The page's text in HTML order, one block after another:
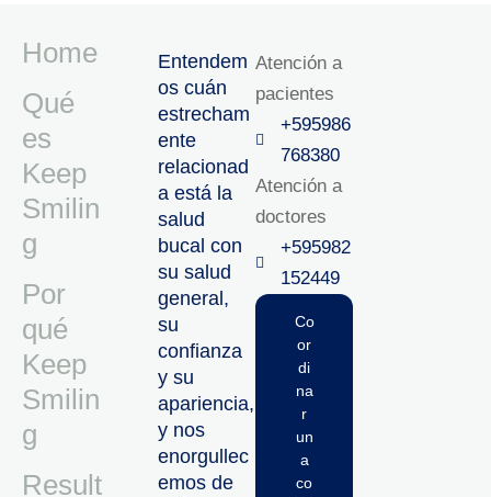
Home
Qué
es
Keep
Smilin
g
Por
qué
Keep
Smilin
g
Result
Entendem
os cuán
estrecham
ente
relacionad
a está la
salud
bucal con
su salud
general,
su
confianza
y su
apariencia,
y nos
enorgullec
emos de
Atención a
pacientes
+595986
768380
Atención a
doctores
+595982
152449‬
Co
or
di
na
r
un
a
co